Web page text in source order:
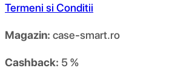
Termeni si Conditii
Magazin: case-smart.ro
Cashback: 5 %